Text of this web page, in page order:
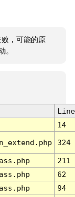
，可能的原
。
Line
14
324
211
62
94